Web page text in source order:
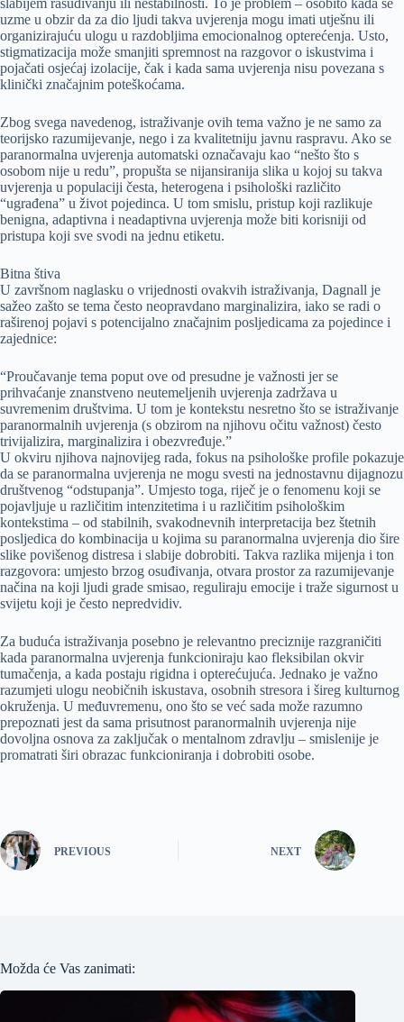
slabijem rasuđivanju ili nestabilnosti. To je problem – osobito kada se
uzme u obzir da za dio ljudi takva uvjerenja mogu imati utješnu ili
organizirajuću ulogu u razdobljima emocionalnog opterećenja. Usto,
stigmatizacija može smanjiti spremnost na razgovor o iskustvima i
pojačati osjećaj izolacije, čak i kada sama uvjerenja nisu povezana s
klinički značajnim poteškoćama.
Zbog svega navedenog, istraživanje ovih tema važno je ne samo za
teorijsko razumijevanje, nego i za kvalitetniju javnu raspravu. Ako se
paranormalna uvjerenja automatski označavaju kao “nešto što s
osobom nije u redu”, propušta se nijansiranija slika u kojoj su takva
uvjerenja u populaciji česta, heterogena i psihološki različito
“ugrađena” u život pojedinca. U tom smislu, pristup koji razlikuje
benigna, adaptivna i neadaptivna uvjerenja može biti korisniji od
pristupa koji sve svodi na jednu etiketu.
Bitna štiva
U završnom naglasku o vrijednosti ovakvih istraživanja, Dagnall je
sažeo zašto se tema često neopravdano marginalizira, iako se radi o
raširenoj pojavi s potencijalno značajnim posljedicama za pojedince i
zajednice:
“Proučavanje tema poput ove od presudne je važnosti jer se
prihvaćanje znanstveno neutemeljenih uvjerenja zadržava u
suvremenim društvima. U tom je kontekstu nesretno što se istraživanje
paranormalnih uvjerenja (s obzirom na njihovu očitu važnost) često
trivijalizira, marginalizira i obezvređuje.”
U okviru njihova najnovijeg rada, fokus na psihološke profile pokazuje
da se paranormalna uvjerenja ne mogu svesti na jednostavnu dijagnozu
društvenog “odstupanja”. Umjesto toga, riječ je o fenomenu koji se
pojavljuje u različitim intenzitetima i u različitim psihološkim
kontekstima – od stabilnih, svakodnevnih interpretacija bez štetnih
posljedica do kombinacija u kojima su paranormalna uvjerenja dio šire
slike povišenog distresa i slabije dobrobiti. Takva razlika mijenja i ton
razgovora: umjesto brzog osuđivanja, otvara prostor za razumijevanje
načina na koji ljudi grade smisao, reguliraju emocije i traže sigurnost u
svijetu koji je često nepredvidiv.
Za buduća istraživanja posebno je relevantno preciznije razgraničiti
kada paranormalna uvjerenja funkcioniraju kao fleksibilan okvir
tumačenja, a kada postaju rigidna i opterećujuća. Jednako je važno
razumjeti ulogu neobičnih iskustava, osobnih stresora i šireg kulturnog
okruženja. U međuvremenu, ono što se već sada može razumno
prepoznati jest da sama prisutnost paranormalnih uvjerenja nije
dovoljna osnova za zaključak o mentalnom zdravlju – smislenije je
promatrati širi obrazac funkcioniranja i dobrobiti osobe.
PREVIOUS NEXT
Možda će Vas zanimati: